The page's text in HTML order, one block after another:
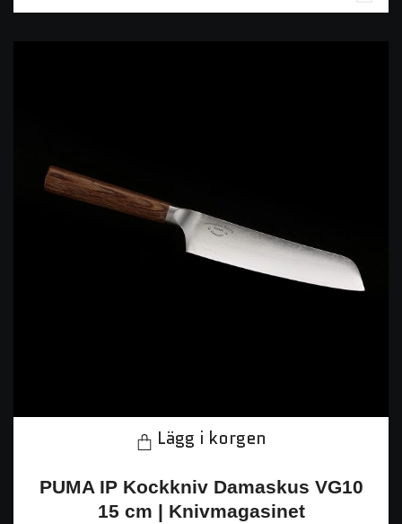
Lägg i korgen
PUMA IP Kockkniv Damaskus VG10
15 cm | Knivmagasinet